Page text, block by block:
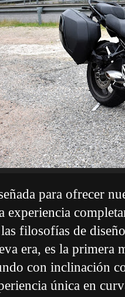
para ofrecer
experiencia
filosofías de
era, es la primera
con inclinación
única en